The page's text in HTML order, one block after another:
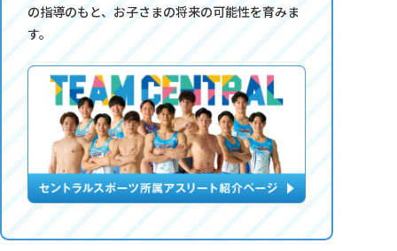
の指導のもと、お子さまの将来の可能性を育みま
す。